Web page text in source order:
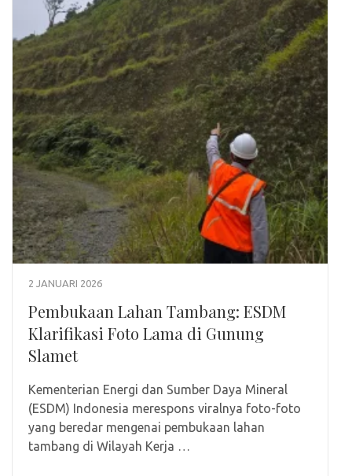
2 JANUARI 2026
Pembukaan Lahan Tambang: ESDM
Klarifikasi Foto Lama di Gunung
Slamet
Kementerian Energi dan Sumber Daya Mineral
(ESDM) Indonesia merespons viralnya foto-foto
yang beredar mengenai pembukaan lahan
tambang di Wilayah Kerja …